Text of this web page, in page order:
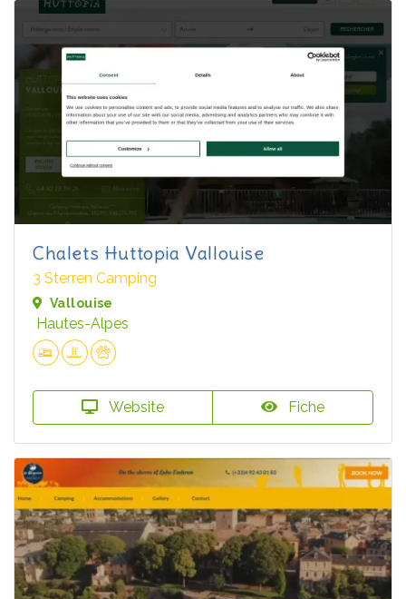
Chalets Huttopia Vallouise
3 Sterren Camping
Vallouise
Hautes-Alpes
Website Fiche